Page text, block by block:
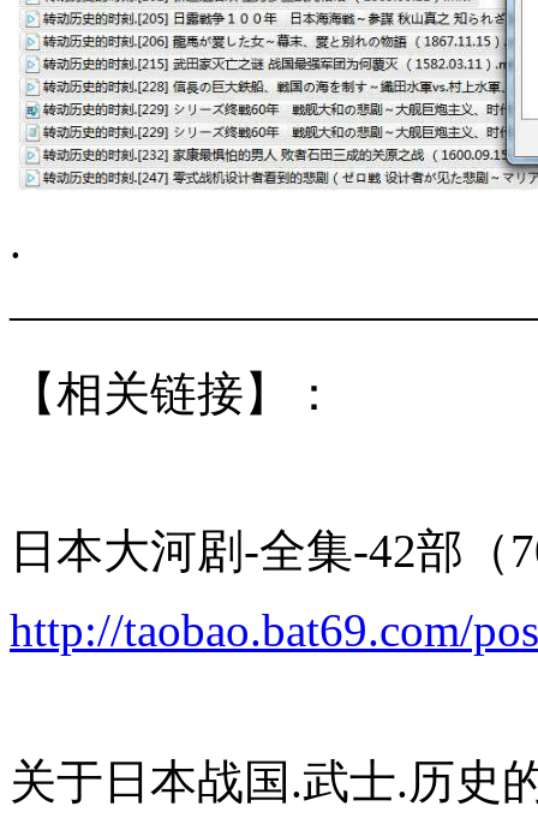
.
【相关链接】：
日本大河剧-全集-42部（
http://taobao.bat69.com/
关于日本战国.武士.历史